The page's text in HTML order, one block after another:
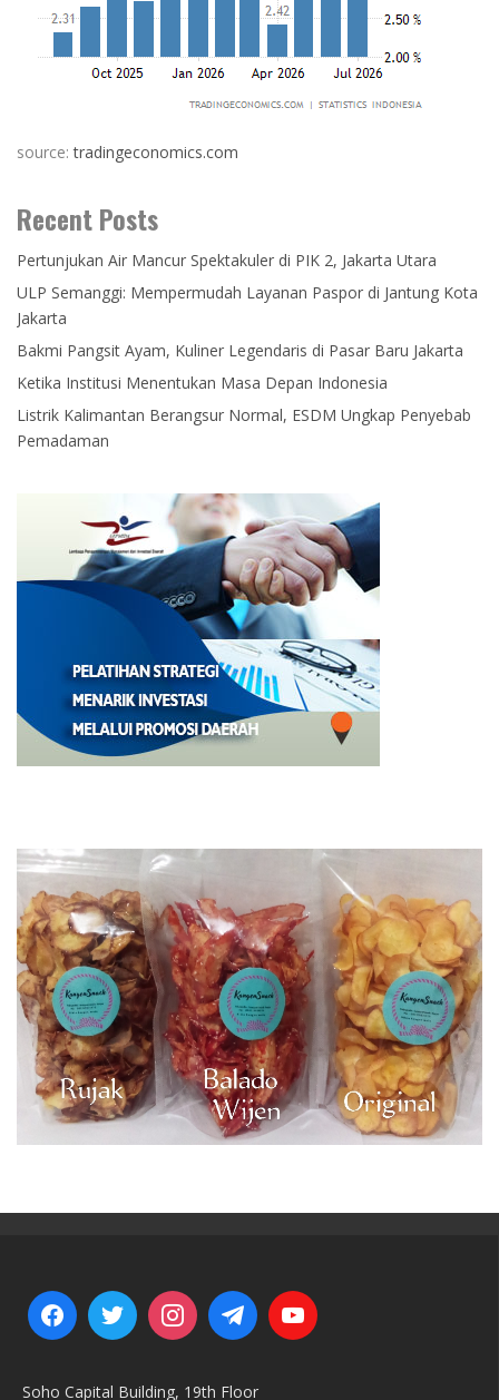
source:tradingeconomics.com
Recent Posts
Pertunjukan Air Mancur Spektakuler di PIK 2, Jakarta Utara
ULP Semanggi: Mempermudah Layanan Paspor di Jantung Kota
Jakarta
Bakmi Pangsit Ayam, Kuliner Legendaris di Pasar Baru Jakarta
Ketika Institusi Menentukan Masa Depan Indonesia
Listrik Kalimantan Berangsur Normal, ESDM Ungkap Penyebab
Pemadaman
Soho Capital Building, 19th Floor